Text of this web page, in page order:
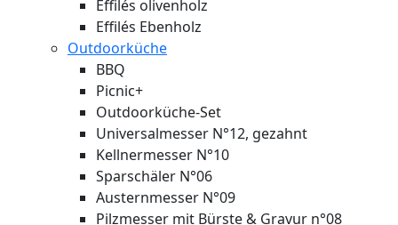
Effilés olivenholz
Effilés Ebenholz
Outdoorküche
BBQ
Picnic+
Outdoorküche-Set
Universalmesser N°12, gezahnt
Kellnermesser N°10
Sparschäler N°06
Austernmesser N°09
Pilzmesser mit Bürste & Gravur n°08